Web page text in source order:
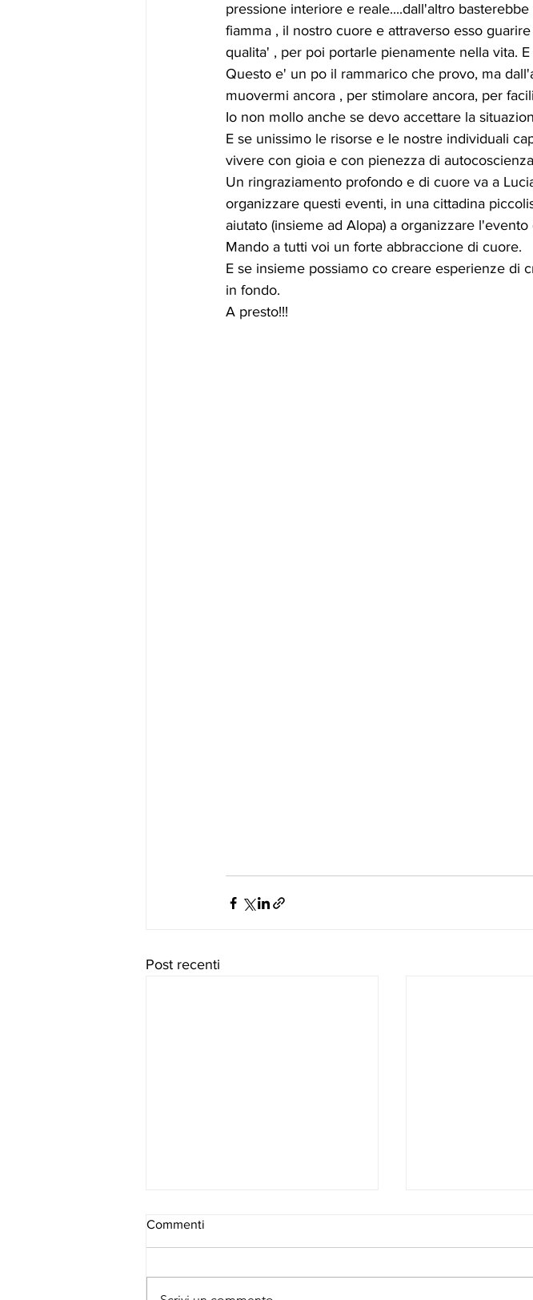
pressione interiore e reale....dall'altro
fiamma , il nostro cuore e attraverso esso
qualita' , per poi portarle pienamente nella vita.
Questo e' un po il rammarico che provo, ma
muovermi ancora , per stimolare ancora, per
Io non mollo anche se devo accettare la
E se unissimo le risorse e le nostre individuali
vivere con gioia e con pienezza di
Un ringraziamento profondo e di cuore va a
organizzare questi eventi, in una cittadina
aiutato (insieme ad Alopa) a organizzare l'evento
Mando a tutti voi un forte abbraccione di cuore.
E se insieme possiamo co creare esperienze di
in fondo.
A presto!!!
Post recenti
Commenti